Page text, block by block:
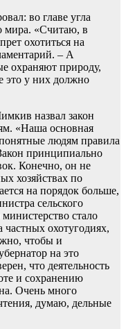
во главе угла
мира. «Считаю, в
охотиться на
– А
охраняют природу,
это у них должно
назвал закон
«Наша основная
людям правила
принципиально
Конечно, он не
хозяйствах по
на порядок больше,
сельского
стало
охотугодиях,
чтобы и
на это
что деятельность
и сохранению
Очень много
думаю, дельные